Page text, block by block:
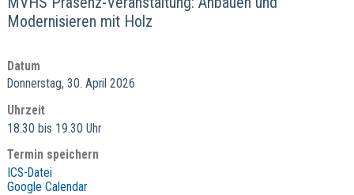
Modernisieren mit Holz
Datum
Donnerstag, 30. April 2026
Uhrzeit
18.30 bis 19.30 Uhr
Termin speichern
ICS-Datei
Google Calendar